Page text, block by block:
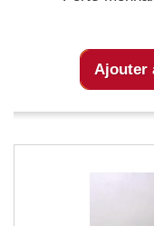
Ajouter